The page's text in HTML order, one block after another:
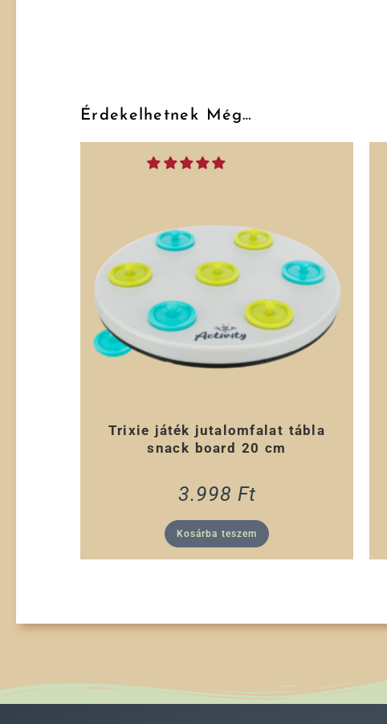
Érdekelhetnek Még…
Trixie játék jutalomfalat tábla
snack board 20 cm
3.998 Ft
Kosárba teszem